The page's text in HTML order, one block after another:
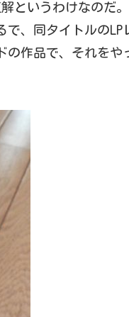
というわけなのだ。
、同タイトルのLP
の作品で、それをや